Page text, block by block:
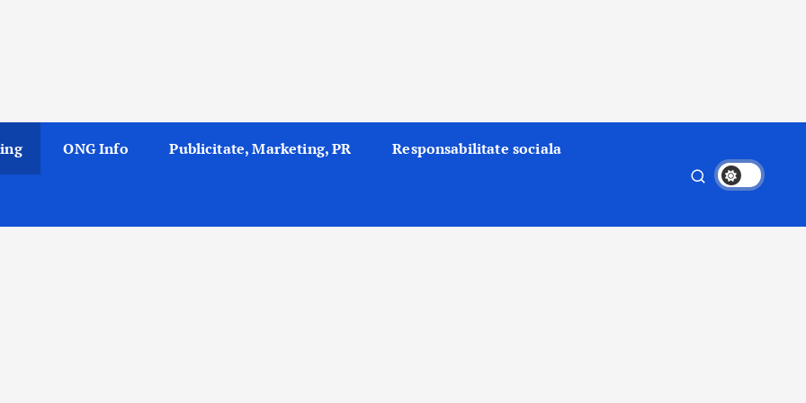
ONG Info Publicitate, Marketing, PR Responsabilitate sociala